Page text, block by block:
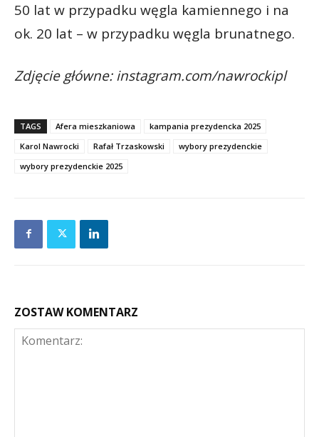
50 lat w przypadku węgla kamiennego i na
ok. 20 lat – w przypadku węgla brunatnego.
Zdjęcie główne: instagram.com/nawrockipl
TAGS Afera mieszkaniowa
kampania prezydencka 2025
Karol Nawrocki
Rafał Trzaskowski
wybory prezydenckie
wybory prezydenckie 2025
ZOSTAW KOMENTARZ